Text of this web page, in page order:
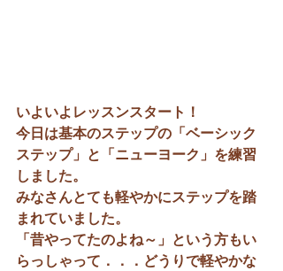
いよいよレッスンスタート！
今日は基本のステップの「ベーシック
ステップ」と「ニューヨーク」を練習
しました。
みなさんとても軽やかにステップを踏
まれていました。
「昔やってたのよね～」という方もい
らっしゃって．．．どうりで軽やかな